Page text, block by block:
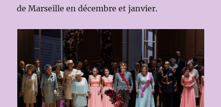
de Marseille en décembre et janvier.